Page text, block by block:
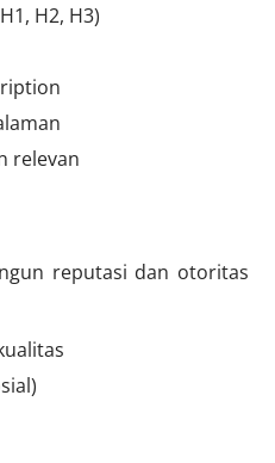
H2, H3)
relevan
reputasi dan otoritas